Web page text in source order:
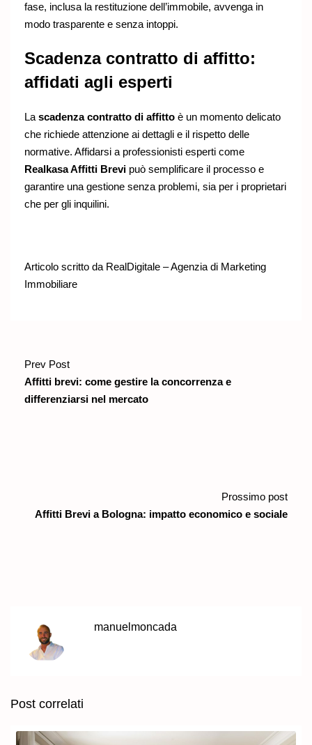
fase, inclusa la restituzione dell’immobile, avvenga in
modo trasparente e senza intoppi.
Scadenza contratto di affitto:
affidati agli esperti
La scadenza contratto di affitto è un momento delicato
che richiede attenzione ai dettagli e il rispetto delle
normative. Affidarsi a professionisti esperti come
Realkasa Affitti Brevi può semplificare il processo e
garantire una gestione senza problemi, sia per i proprietari
che per gli inquilini.
Articolo scritto da RealDigitale – Agenzia di Marketing
Immobiliare
Prev Post
Affitti brevi: come gestire la concorrenza e
differenziarsi nel mercato
Prossimo post
Affitti Brevi a Bologna: impatto economico e sociale
manuelmoncada
Post correlati